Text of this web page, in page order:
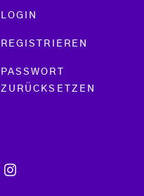
LOGIN
REGISTRIEREN
PASSWORT
ZURÜCKSETZEN